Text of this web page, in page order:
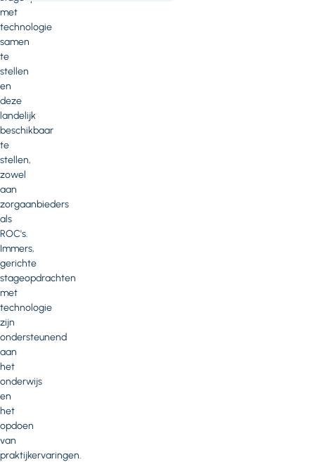
met
technologie
samen
te
stellen
en
deze
landelijk
beschikbaar
te
stellen,
zowel
aan
zorgaanbieders
als
ROC's.
Immers,
gerichte
stageopdrachten
met
technologie
zijn
ondersteunend
aan
het
onderwijs
en
het
opdoen
van
praktijkervaringen.